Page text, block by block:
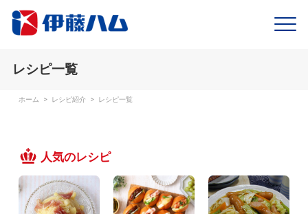
レシピ一覧
ホーム > レシピ紹介 > レシピ一覧
人気のレシピ